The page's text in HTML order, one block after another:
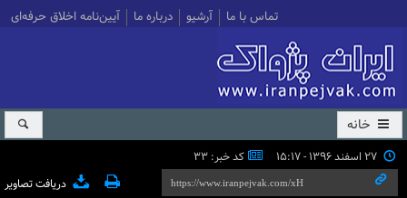
تماس با ما آرشیو درباره ما آیین‌نامه اخلاق حرفه‌ای
خانه
کد خبر: 33
دریافت تصاویر